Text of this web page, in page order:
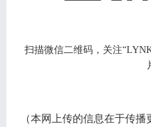
扫描微信二维码，关注
（本网上传的信息在于传